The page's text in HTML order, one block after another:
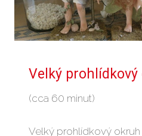
Velký prohlídkový
(cca 60 minut)
Velký prohlídkový okruh